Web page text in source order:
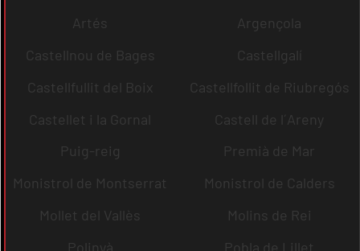
Artés
Argençola
Castellnou de Bages
Castellgalí
Castellfullit del Boix
Castellfollit de Riubregós
Castellet i la Gornal
Castell de l´Areny
Puig-reig
Premià de Mar
Monistrol de Montserrat
Monistrol de Calders
Mollet del Vallès
Molins de Rei
Polinyà
Pobla de Lillet